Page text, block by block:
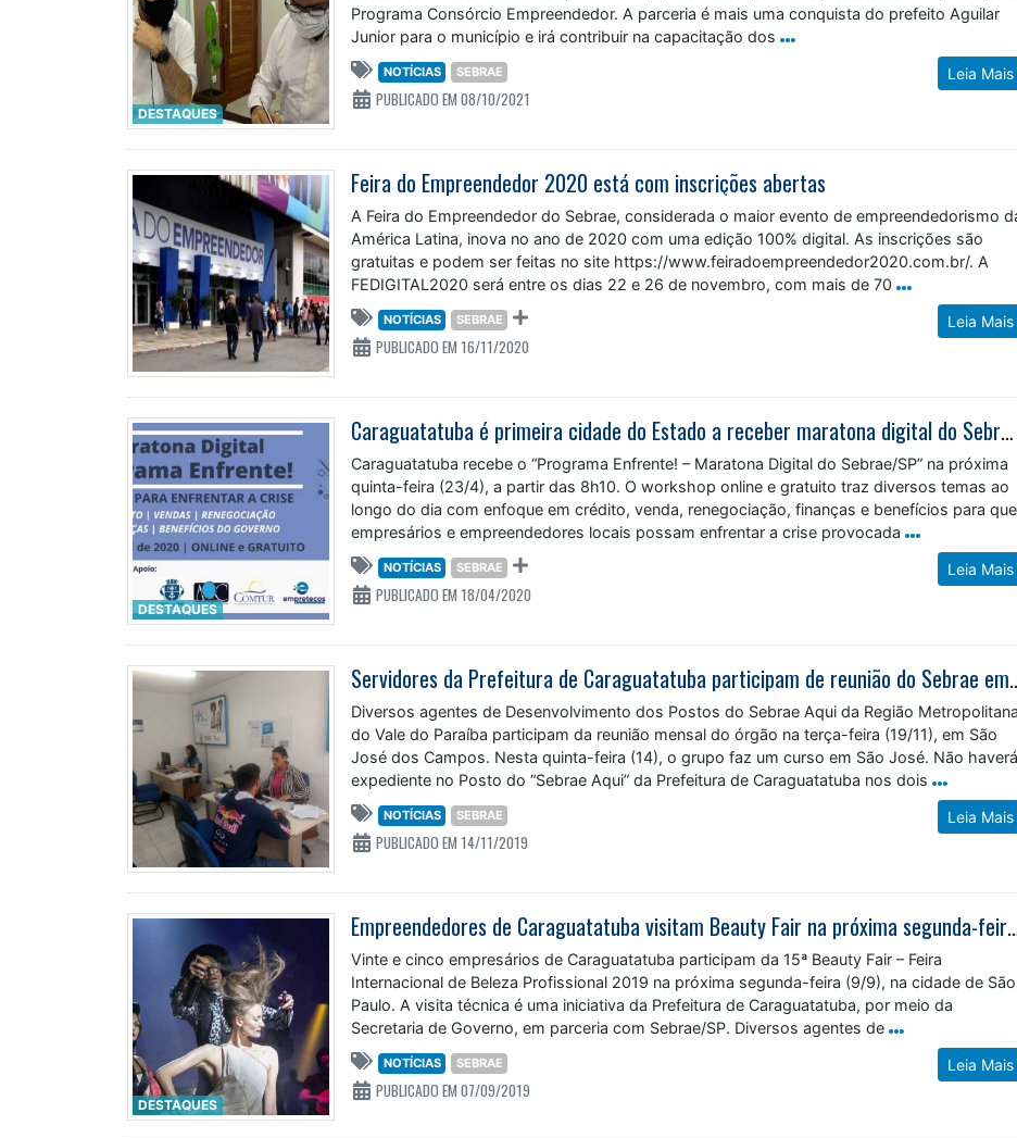
DESTAQUES
Junior para o município e irá contribuir na capacitação dos
Leia Mais
NOTÍCIAS SEBRAE
PUBLICADO EM 08/10/2021
Feira do Empreendedor 2020 está com inscrições abertas
A Feira do Empreendedor do Sebrae, considerada o maior evento de empreendedorismo da
América Latina, inova no ano de 2020 com uma edição 100% digital. As inscrições são
gratuitas e podem ser feitas no site https://www.feiradoempreendedor2020.com.br/. A
FEDIGITAL2020 será entre os dias 22 e 26 de novembro, com mais de 70
Leia Mais
NOTÍCIAS SEBRAE
PUBLICADO EM 16/11/2020
DESTAQUES
Caraguatatuba recebe o “Programa Enfrente! – Maratona Digital do Sebrae/SP” na próxima
quinta-feira (23/4), a partir das 8h10. O workshop online e gratuito traz diversos temas ao
longo do dia com enfoque em crédito, venda, renegociação, finanças e benefícios para que
empresários e empreendedores locais possam enfrentar a crise provocada
Leia Mais
NOTÍCIAS SEBRAE
PUBLICADO EM 18/04/2020
Diversos agentes de Desenvolvimento dos Postos do Sebrae Aqui da Região Metropolitana
do Vale do Paraíba participam da reunião mensal do órgão na terça-feira (19/11), em São
José dos Campos. Nesta quinta-feira (14), o grupo faz um curso em São José. Não haverá
expediente no Posto do “Sebrae Aqui” da Prefeitura de Caraguatatuba nos dois
Leia Mais
NOTÍCIAS SEBRAE
PUBLICADO EM 14/11/2019
DESTAQUES
Vinte e cinco empresários de Caraguatatuba participam da 15ª Beauty Fair – Feira
Internacional de Beleza Profissional 2019 na próxima segunda-feira (9/9), na cidade de São
Paulo. A visita técnica é uma iniciativa da Prefeitura de Caraguatatuba, por meio da
Secretaria de Governo, em parceria com Sebrae/SP. Diversos agentes de
Leia Mais
NOTÍCIAS SEBRAE
PUBLICADO EM 07/09/2019